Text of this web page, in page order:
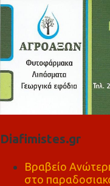
Diafimistes.gr
Βραβείο
στο